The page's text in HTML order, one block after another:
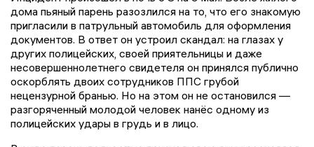
дома пьяный парень разозлился на то, что его знакомую
пригласили в патрульный автомобиль для оформления
документов. В ответ он устроил скандал: на глазах у
других полицейских, своей приятельницы и даже
несовершеннолетнего свидетеля он принялся публично
оскорблять двоих сотрудников ППС грубой
нецензурной бранью. Но на этом он не остановился —
разгоряченный молодой человек нанёс одному из
полицейских удары в грудь и в лицо.